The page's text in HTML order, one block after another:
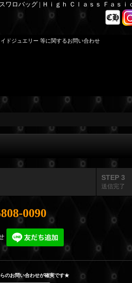
ロバッグ | Ｈｉｇｈ Ｃｌａｓｓ Ｆａｓ
ドジュエリー 等に関するお問い合わせ
STEP 3
送信完了
0090
のお問い合わせが確実です★